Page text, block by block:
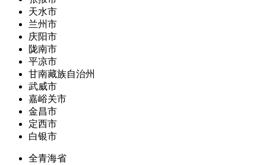
天水市
兰州市
庆阳市
陇南市
平凉市
甘南藏族自治州
武威市
嘉峪关市
金昌市
定西市
白银市
全青海省